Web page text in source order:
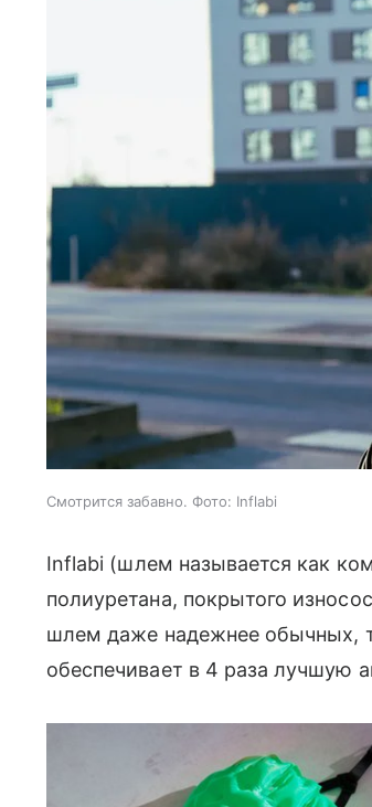
Смотрится забавно. Фото: Inflabi
Inflabi (шлем называется как
полиуретана, покрытого
шлем даже надежнее обычных,
обеспечивает в 4 раза лучшую